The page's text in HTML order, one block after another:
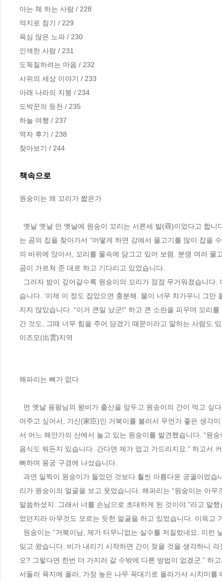
아는 체 하는 사람 / 228
억지로 참기 / 229
욕심 많은 노파 / 230
인색한 사람 / 231
도둑질하려는 마음 / 232
사위의 세상 이야기 / 233
아래 나라의 지붕 / 234
도박꾼의 등천 / 235
하늘 여행 / 237
역자 후기 / 238
찾아보기 / 244
책속으로
원숭이는 왜 꼬리가 짧은가
는 곰의 집을 찾아가서 “어떻게 하면 강에서 물고기를 많이 잡을
의 바위에 앉아서, 꼬리를 물속에 담그고 있어 보렴. 분명 여러
곰이 가르쳐 준 대로 하고 기다리고 있었습니다.
습니다. ‘이제 이 정도 잡았으면 충분해. 물이 너무 차가우니 그
지지 않았습니다. “이거 큰일 났군!” 하고 큰 소란을 피우며 꼬리
간 것도, 그때 너무 힘을 주어 당겼기 때문이라고 말하는 사람도
이즈모(出雲)지역
해파리는 뼈가 없다
어주고 싶어서, 가신(家臣)인 거북이를 불러서 무언가 좋은 생각
서 어느 해안가의 산에서 놀고 있는 원숭이를 발견했습니다. “원
음식도 뭐든지 있습니다. 간다면 제가 업고 가드리지요.” 하고서
뻐하며 용궁 구경에 나섰습니다.
리가 원숭이의 얼굴을 보고 웃었습니다. 해파리는 “원숭이는 아
말씀하셨지. 그래서 너를 손님으로 초대하게 된 것이야.”라고 말
었던지라 아무것도 모르는 듯한 얼굴을 하고 있었습니다. 이윽고
잊고 왔습니다. 비가 내리기 시작하면 간이 젖을 것을 생각하니
오? 그렇다면 한번 더 가지러 갈 수밖에 다른 방법이 없겠군.” 하
서둘러 육지에 올라, 가장 높은 나무 꼭대기로 올라가서 시치미